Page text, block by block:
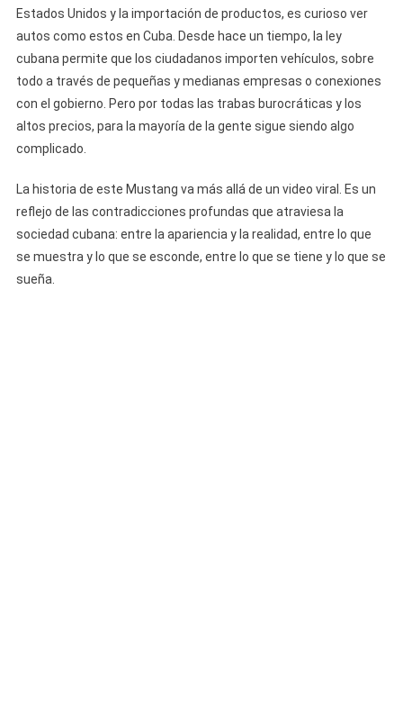
Estados Unidos y la importación de productos, es curioso ver
autos como estos en Cuba. Desde hace un tiempo, la ley
cubana permite que los ciudadanos importen vehículos, sobre
todo a través de pequeñas y medianas empresas o conexiones
con el gobierno. Pero por todas las trabas burocráticas y los
altos precios, para la mayoría de la gente sigue siendo algo
complicado.
La historia de este Mustang va más allá de un video viral. Es un
reflejo de las contradicciones profundas que atraviesa la
sociedad cubana: entre la apariencia y la realidad, entre lo que
se muestra y lo que se esconde, entre lo que se tiene y lo que se
sueña.